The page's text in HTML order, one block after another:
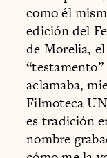
como él
edición del
de Morelia,
aclamaba,
Filmoteca
es tradición
nombre